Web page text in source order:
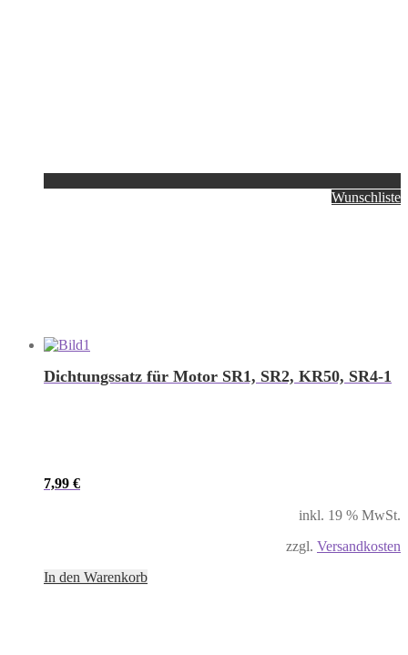
Wunschliste
Dichtungssatz für Motor SR1, SR2, KR50, SR4-1
7,99 €
inkl. 19 % MwSt.
zzgl. Versandkosten
In den Warenkorb